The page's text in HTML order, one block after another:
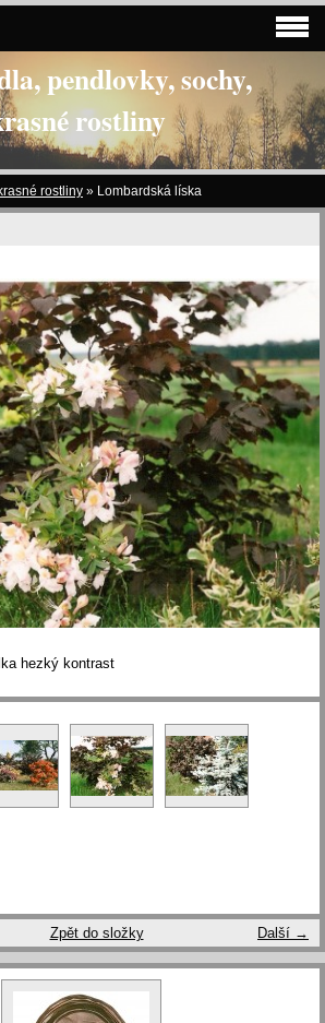
pendlovky, sochy,
rostliny
rostliny » Lombardská líska
hezký kontrast
Další →
Zpět do složky